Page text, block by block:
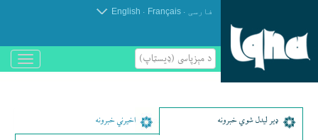
فارسی .
Français
.
English
د مېزپاسى (ډیسټاپ)
باز
و
ډير لیدل شوي خبرونه اخیرني خبرونه